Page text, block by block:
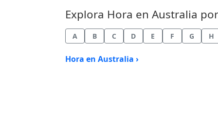
Explora Hora en Australia
A B C D E F G H
Hora en Australia ›